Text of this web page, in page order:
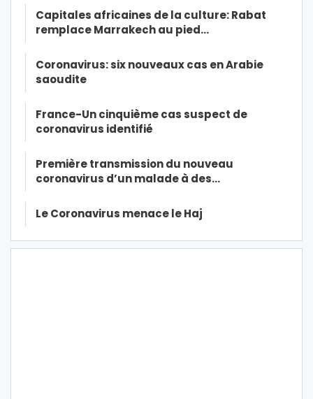
Capitales africaines de la culture: Rabat
remplace Marrakech au pied…
Coronavirus: six nouveaux cas en Arabie
saoudite
France-Un cinquième cas suspect de
coronavirus identifié
Première transmission du nouveau
coronavirus d’un malade à des…
Le Coronavirus menace le Haj